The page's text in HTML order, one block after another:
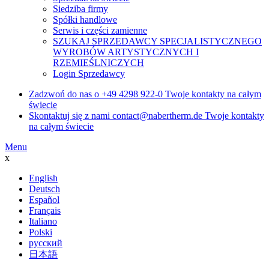
Siedziba firmy
Spółki handlowe
Serwis i części zamienne
SZUKAJ SPRZEDAWCY SPECJALISTYCZNEGO
WYROBÓW ARTYSTYCZNYCH I
RZEMIEŚLNICZYCH
Login Sprzedawcy
Zadzwoń do nas o +49 4298 922-0 Twoje kontakty na całym
świecie
Skontaktuj się z nami contact@nabertherm.de Twoje kontakty
na całym świecie
Menu
x
English
Deutsch
Español
Français
Italiano
Polski
русский
日本語